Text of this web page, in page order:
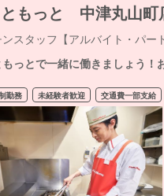
もっと 中津丸山
スタッフ【アルバイト・パー
っとで一緒に働きましょう
勤務 未経験者歓迎 交通費一部支給